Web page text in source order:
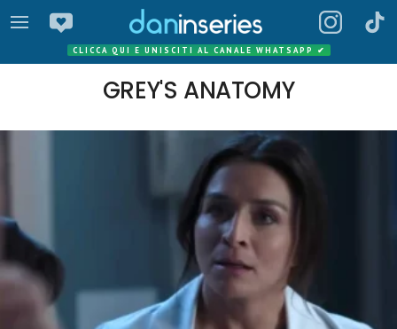
CLICCA QUI E UNISCITI AL CANALE WHATSAPP ✔
GREY'S ANATOMY